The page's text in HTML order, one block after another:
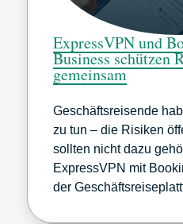
ExpressVPN und
Business schützen
gemeinsam
Geschäftsreisende
zu tun – die Risiken
sollten nicht dazu
ExpressVPN mit
der